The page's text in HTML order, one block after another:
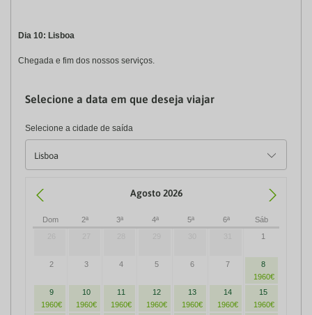
Dia 10: Lisboa
Chegada e fim dos nossos serviços.
Selecione a data em que deseja viajar
Selecione a cidade de saída
Agosto 2026
Dom 2ª 3ª 4ª 5ª 6ª
Sáb
1
2 3 4 5 6 7
8
1960€
9
1960€
10
1960€
11
1960€
12
1960€
13
1960€
14
1960€
15
1960€